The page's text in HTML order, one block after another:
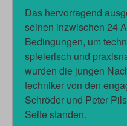
Das hervorragend
seinen inzwischen 24
Bedingungen, um
spielerisch und
wurden die jungen
techniker von den
Schröder und Peter
Seite standen.